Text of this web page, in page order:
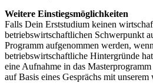
Weitere Einstiegsmöglichkeiten
Falls Dein Erststudium keinen
betriebswirtschaftlichen Schwerpunkt
Programm aufgenommen werden,
betriebswirtschaftliche Hintergründe
eine Aufnahme in das
auf Basis eines Gesprächs mit